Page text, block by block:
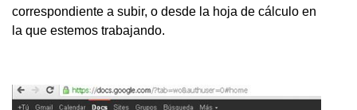
correspondiente a subir, o desde la hoja de cálculo en
la que estemos trabajando.